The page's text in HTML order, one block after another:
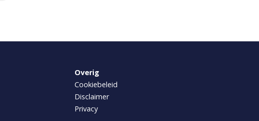
Overig
Cookiebeleid
Disclaimer
Privacy